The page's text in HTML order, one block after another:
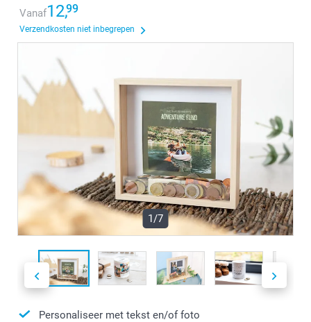
Vanaf12,99
Verzendkosten niet inbegrepen
1/7
Personaliseer met tekst en/of foto